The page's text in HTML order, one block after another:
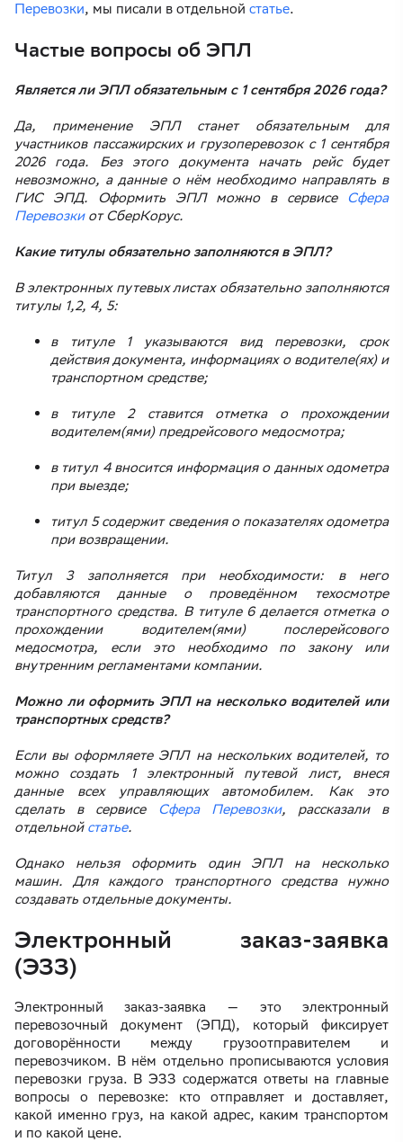
Перевозки, мы писали в отдельной статье.
Частые вопросы об ЭПЛ
Является ли ЭПЛ обязательным с 1 сентября 2026 года?
Да, применение ЭПЛ станет обязательным для
участников пассажирских и грузоперевозок с 1 сентября
2026 года. Без этого документа начать рейс будет
невозможно, а данные о нём необходимо направлять в
ГИС ЭПД. Оформить ЭПЛ можно в сервисе Сфера
Перевозкиот СберКорус.
Какие титулы обязательно заполняются в ЭПЛ?
В электронных путевых листах обязательно заполняются
титулы 1,2, 4, 5:
в титуле 1 указываются вид перевозки, срок
действия документа, информациях о водителе(ях) и
транспортном средстве;
в титуле 2 ставится отметка о прохождении
водителем(ями) предрейсового медосмотра;
в титул 4 вносится информация о данных одометра
при выезде;
титул 5 содержит сведения о показателях одометра
при возвращении.
Титул 3 заполняется при необходимости: в него
добавляются данные о проведённом техосмотре
транспортного средства. В титуле 6 делается отметка о
прохождении водителем(ями) послерейсового
медосмотра, если это необходимо по закону или
внутренним регламентами компании.
Можно ли оформить ЭПЛ на несколько водителей или
транспортных средств?
Если вы оформляете ЭПЛ на нескольких водителей, то
можно создать 1 электронный путевой лист, внеся
данные всех управляющих автомобилем. Как это
сделать в сервисе Сфера Перевозки, рассказали в
отдельной статье.
Однако нельзя оформить один ЭПЛ на несколько
машин. Для каждого транспортного средства нужно
создавать отдельные документы.
Электронный заказ-заявка
(ЭЗЗ)
Электронный заказ-заявка — это электронный
перевозочный документ (ЭПД), который фиксирует
договорённости между грузоотправителем и
перевозчиком. В нём отдельно прописываются условия
перевозки груза. В ЭЗЗ содержатся ответы на главные
вопросы о перевозке: кто отправляет и доставляет,
какой именно груз, на какой адрес, каким транспортом
и по какой цене.